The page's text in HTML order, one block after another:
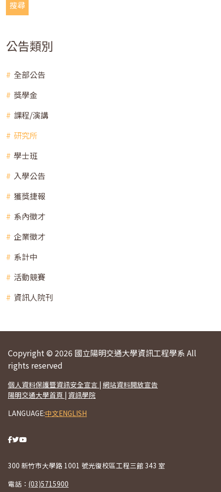
搜尋
公告類別
全部公告
獎學金
課程/演講
研究所
學士班
入學公告
獲獎捷報
系內徵才
企業徵才
系計中
活動競賽
資訊人院刊
Copyright © 2026 國立陽明交通大學資訊工程學系 All
rights reserved
個人資料保護暨資訊安全宣言 | 網站資料開放宣告
陽明交通大學首頁 | 資訊學院
LANGUAGE:中文ENGLISH
300 新竹市大學路 1001 號光復校區工程三館 343 室
電話： (03)5715900